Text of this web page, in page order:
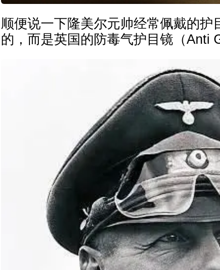
顺便说一下隆美尔元帅经常佩戴的护
的，而是英国的防毒气护目镜（Anti